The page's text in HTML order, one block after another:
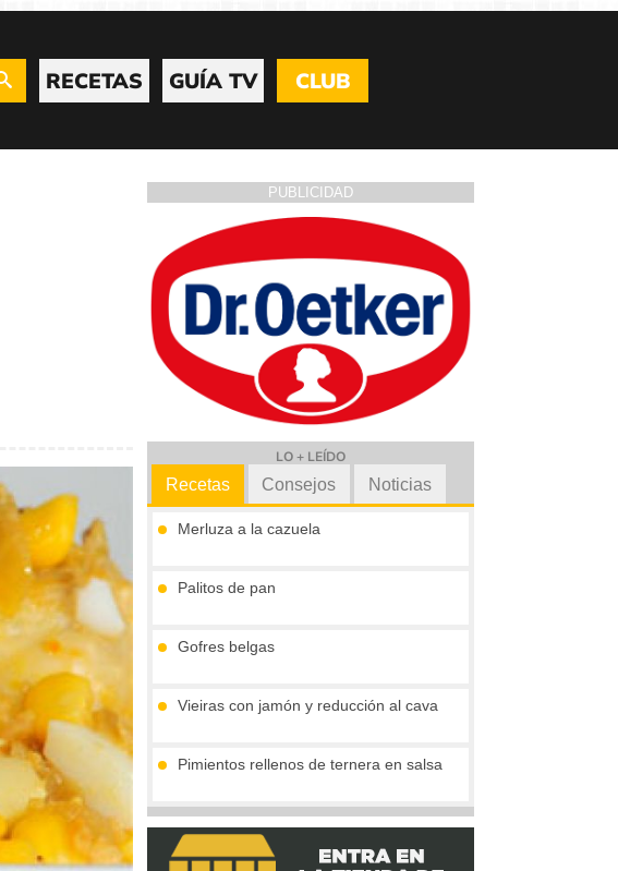
RECETAS GUÍA TV CLUB
PUBLICIDAD
LO + LEÍDO
Recetas
Merluza a la cazuela
Palitos de pan
Gofres belgas
Vieiras con jamón y reducción al cava
Pimientos rellenos de ternera en salsa
Marmita julius
Consejos Noticias